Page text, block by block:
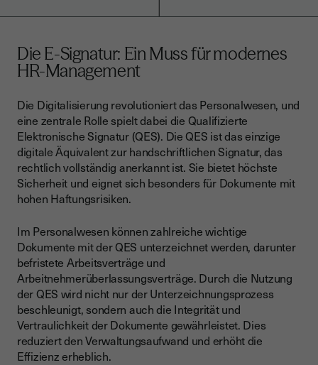
Die E-Signatur: Ein Muss für modernes
HR-Management
Die Digitalisierung revolutioniert das Personalwesen, und
eine zentrale Rolle spielt dabei die Qualifizierte
Elektronische Signatur (QES). Die QES ist das einzige
digitale Äquivalent zur handschriftlichen Signatur, das
rechtlich vollständig anerkannt ist. Sie bietet höchste
Sicherheit und eignet sich besonders für Dokumente mit
hohen Haftungsrisiken.
Im Personalwesen können zahlreiche wichtige
Dokumente mit der QES unterzeichnet werden, darunter
befristete Arbeitsverträge und
Arbeitnehmerüberlassungsverträge. Durch die Nutzung
der QES wird nicht nur der Unterzeichnungsprozess
beschleunigt, sondern auch die Integrität und
Vertraulichkeit der Dokumente gewährleistet. Dies
reduziert den Verwaltungsaufwand und erhöht die
Effizienz erheblich.